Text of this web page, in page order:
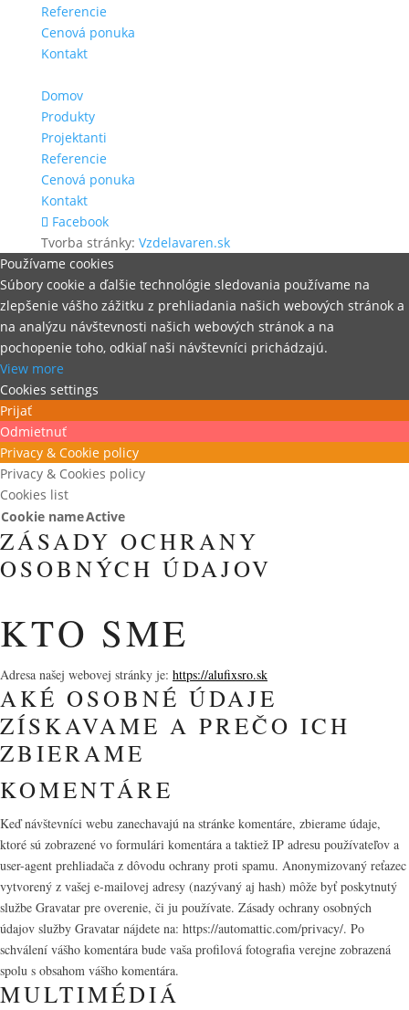
Referencie
Cenová ponuka
Kontakt
Domov
Produkty
Projektanti
Referencie
Cenová ponuka
Kontakt
Facebook
Tvorba stránky: Vzdelavaren.sk
Používame cookies
Súbory cookie a ďalšie technológie sledovania používame na
zlepšenie vášho zážitku z prehliadania našich webových stránok a
na analýzu návštevnosti našich webových stránok a na
pochopenie toho, odkiaľ naši návštevníci prichádzajú.
View more
Cookies settings
Prijať
Odmietnuť
Privacy & Cookie policy
Privacy & Cookies policy
Cookies list
Cookie nameActive
ZÁSADY OCHRANY
OSOBNÝCH ÚDAJOV
KTO SME
Adresa našej webovej stránky je: https://alufixsro.sk
AKÉ OSOBNÉ ÚDAJE
ZÍSKAVAME A PREČO ICH
ZBIERAME
KOMENTÁRE
Keď návštevníci webu zanechavajú na stránke komentáre, zbierame údaje,
ktoré sú zobrazené vo formulári komentára a taktiež IP adresu používateľov a
user-agent prehliadača z dôvodu ochrany proti spamu. Anonymizovaný reťazec
vytvorený z vašej e-mailovej adresy (nazývaný aj hash) môže byť poskytnutý
službe Gravatar pre overenie, či ju používate. Zásady ochrany osobných
údajov služby Gravatar nájdete na: https://automattic.com/privacy/. Po
schválení vášho komentára bude vaša profilová fotografia verejne zobrazená
spolu s obsahom vášho komentára.
MULTIMÉDIÁ